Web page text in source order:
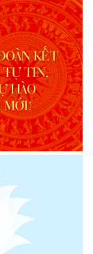
lần thứ I,